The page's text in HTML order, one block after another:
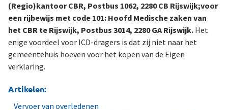
(Regio)kantoor CBR, Postbus 1062, 2280 CB Rijswijk;voor
een rijbewijs met code 101: Hoofd Medische zaken van
het CBR te Rijswijk, Postbus 3014, 2280 GA Rijswijk. Het
enige voordeel voor ICD-dragers is dat zij niet naar het
gemeentehuis hoeven voor het kopen van de Eigen
verklaring.
Artikelen:
Vervoer van overledenen